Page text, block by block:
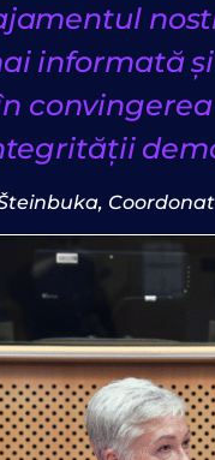
informată